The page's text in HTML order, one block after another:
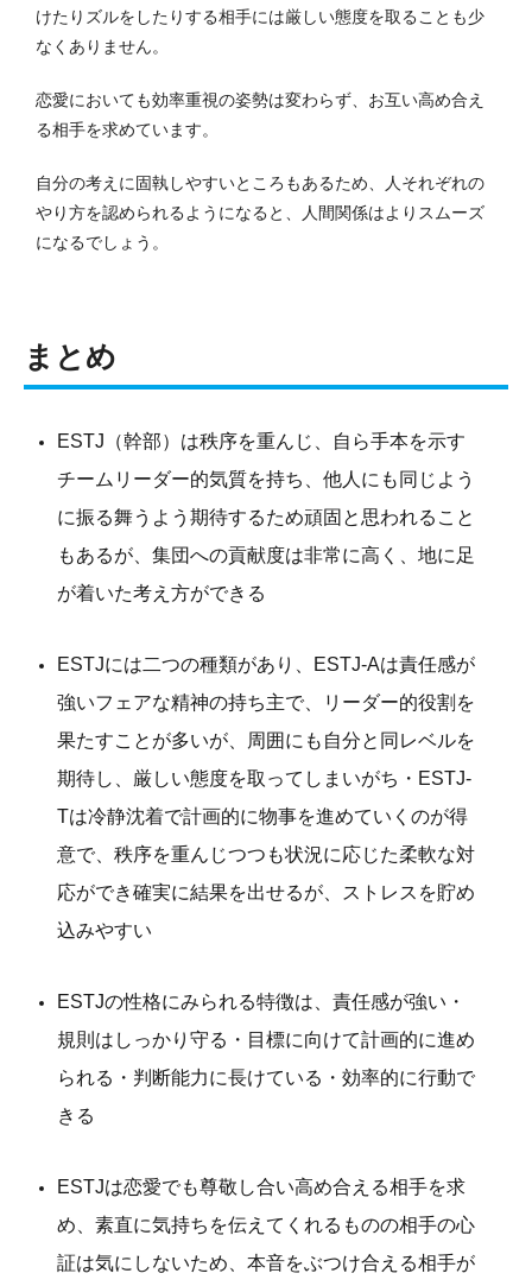
けたりズルをしたりする相手には厳しい態度を取ることも少
なくありません。
恋愛においても効率重視の姿勢は変わらず、お互い高め合え
る相手を求めています。
自分の考えに固執しやすいところもあるため、人それぞれの
やり方を認められるようになると、人間関係はよりスムーズ
になるでしょう。
まとめ
ESTJ（幹部）は秩序を重んじ、自ら手本を示す
チームリーダー的気質を持ち、他人にも同じよう
に振る舞うよう期待するため頑固と思われること
もあるが、集団への貢献度は非常に高く、地に足
が着いた考え方ができる
ESTJには二つの種類があり、ESTJ-Aは責任感が
強いフェアな精神の持ち主で、リーダー的役割を
果たすことが多いが、周囲にも自分と同レベルを
期待し、厳しい態度を取ってしまいがち・ESTJ-
Tは冷静沈着で計画的に物事を進めていくのが得
意で、秩序を重んじつつも状況に応じた柔軟な対
応ができ確実に結果を出せるが、ストレスを貯め
込みやすい
ESTJの性格にみられる特徴は、責任感が強い・
規則はしっかり守る・目標に向けて計画的に進め
られる・判断能力に長けている・効率的に行動で
きる
ESTJは恋愛でも尊敬し合い高め合える相手を求
め、素直に気持ちを伝えてくれるものの相手の心
証は気にしないため、本音をぶつけ合える相手が